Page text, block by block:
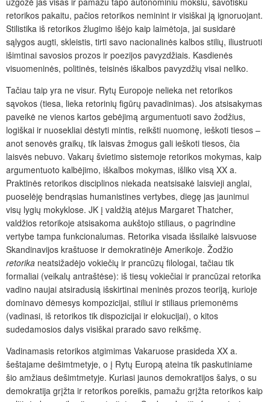
retorikos pakaitu, pačios retorikos neminint ir visiškai ją ignoruojant.
Stilistika iš retorikos žlugimo išėjo kaip laimėtoja, jai susidarė
sąlygos augti, skleistis, tirti savo nacionalinės kalbos stilių, iliustruoti
išimtinai savosios prozos ir poezijos pavyzdžiais. Kasdienės
visuomeninės, politinės, teisinės iškalbos pavyzdžių visai neliko.
Tačiau taip yra ne visur. Rytų Europoje nelieka net retorikos
sąvokos (tiesa, lieka retorinių figūrų pavadinimas). Jos atsisakymas
paveikė ne vienos kartos gebėjimą argumentuoti savo žodžius,
logiškai ir nuosekliai dėstyti mintis, reikšti nuomonę, ieškoti tiesos –
anot senovės graikų, tik laisvas žmogus gali ieškoti tiesos, čia
laisvės nebuvo. Vakarų švietimo sistemoje retorikos mokymas, kaip
argumentuoto kalbėjimo, iškalbos mokymas, išliko visą XX a.
Praktinės retorikos disciplinos niekada neatsisakė laisvieji anglai,
puoselėję bendrąsias humanistines vertybes, diegę jas jaunimui
visų lygių mokyklose. JK į valdžią atėjus Margaret Thatcher,
valdžios retorikoje atsisakoma aukštojo stiliaus, o pagrindine
vertybe tampa funkcionalumas. Retorika visada išsilaikė laisvuose
Skandinavijos kraštuose ir demokratinėje Amerikoje. Žodžio
retorika neatsižadėjo vokiečių ir prancūzų filologai, tačiau tik
formaliai (veikalų antraštėse): iš tiesų vokiečiai ir prancūzai retorika
vadino naujai atsiradusią išskirtinai meninės prozos teoriją, kurioje
dominavo dėmesys kompozicijai, stiliui ir stiliaus priemonėms
(vadinasi, iš retorikos tik dispozicijai ir elokucijai), o kitos
sudedamosios dalys visiškai prarado savo reikšmę.
Vadinamasis retorikos atgimimas Vakaruose prasideda XX a.
šeštajame dešimtmetyje, o į Rytų Europą ateina tik paskutiniame
šio amžiaus dešimtmetyje. Kuriasi jaunos demokratijos šalys, o su
demokratija grįžta ir retorikos poreikis, pamažu grįžta retorikos kaip